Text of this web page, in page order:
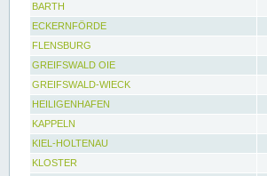
BARTH
ECKERNFÖRDE
FLENSBURG
GREIFSWALD OIE
GREIFSWALD-WIECK
HEILIGENHAFEN
KAPPELN
KIEL-HOLTENAU
KLOSTER